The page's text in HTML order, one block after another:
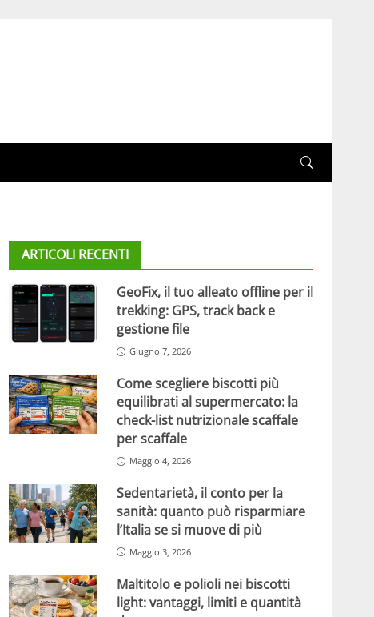
ARTICOLI RECENTI
GeoFix, il tuo alleato offline per il
trekking: GPS, track back e
gestione file
Giugno 7, 2026
Come scegliere biscotti più
equilibrati al supermercato: la
check-list nutrizionale scaffale
per scaffale
Maggio 4, 2026
Sedentarietà, il conto per la
sanità: quanto può risparmiare
l’Italia se si muove di più
Maggio 3, 2026
Maltitolo e polioli nei biscotti
light: vantaggi, limiti e quantità